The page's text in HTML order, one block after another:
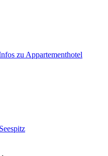
zu Appartementhotel